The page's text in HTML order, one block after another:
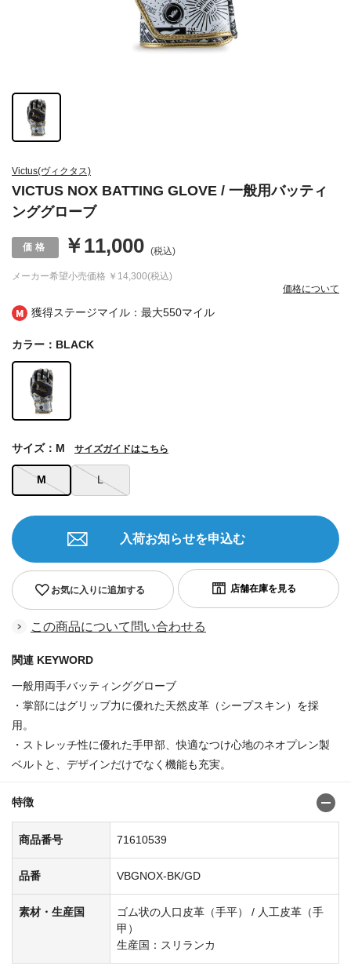
獲得ステージマイル：最大550マイル
Victus(ヴィクタス)
VICTUS NOX BATTING GLOVE / 一般用バッティ
ンググローブ
メーカー希望小売価格 ￥14,300(税込)
￥11,000 (税込)
価格について
カラー：BLACK
M L
サイズ：M サイズガイドはこちら
お気に入りに追加する
入荷お知らせを申込む
この商品について問い合わせる
関連 KEYWORD
一般用両手バッティンググローブ
・掌部にはグリップ力に優れた天然皮革（シープスキン）を採
用。
・ストレッチ性に優れた手甲部、快適なつけ心地のネオプレン製
ベルトと、デザインだけでなく機能も充実。
特徴
商品番号 71610539
品番 VBGNOX-BK/GD
素材・生産国
ゴム状の人口皮革（手平） / 人工皮革（手
甲）
生産国：スリランカ